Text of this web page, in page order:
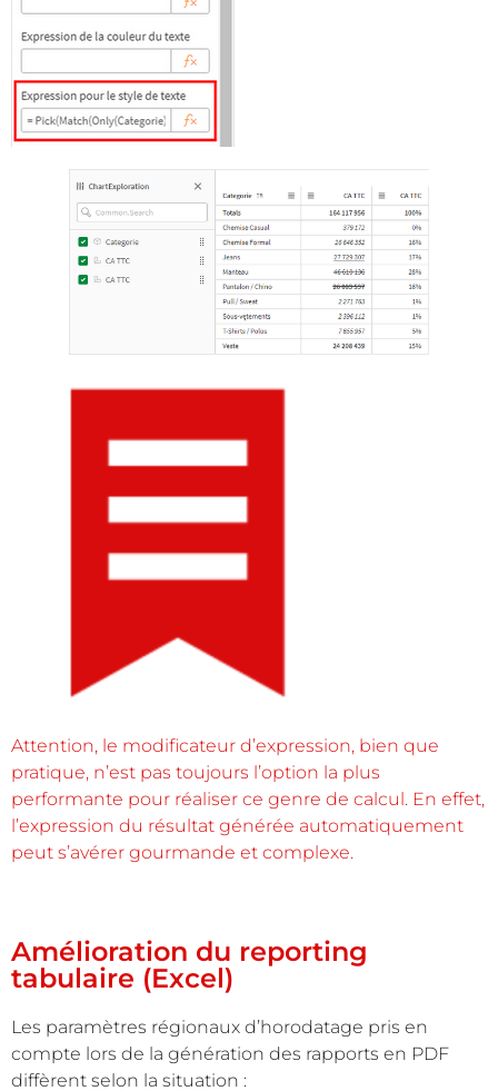
Attention, le modificateur d’expression, bien que
pratique, n’est pas toujours l’option la plus
performante pour réaliser ce genre de calcul. En effet,
l’expression du résultat générée automatiquement
peut s’avérer gourmande et complexe.
Amélioration du reporting
tabulaire (Excel)
Les paramètres régionaux d’horodatage pris en
compte lors de la génération des rapports en PDF
diffèrent selon la situation :